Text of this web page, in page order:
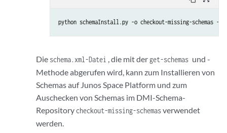
python schemaInstall.py -o checkout-missing-schemas
Die schema.xml-Datei , die mit der get-schemas und -
Methode abgerufen wird, kann zum Installieren von
Schemas auf Junos Space Platform und zum
Auschecken von Schemas im DMI-Schema-
Repository checkout-missing-schemasverwendet
werden.